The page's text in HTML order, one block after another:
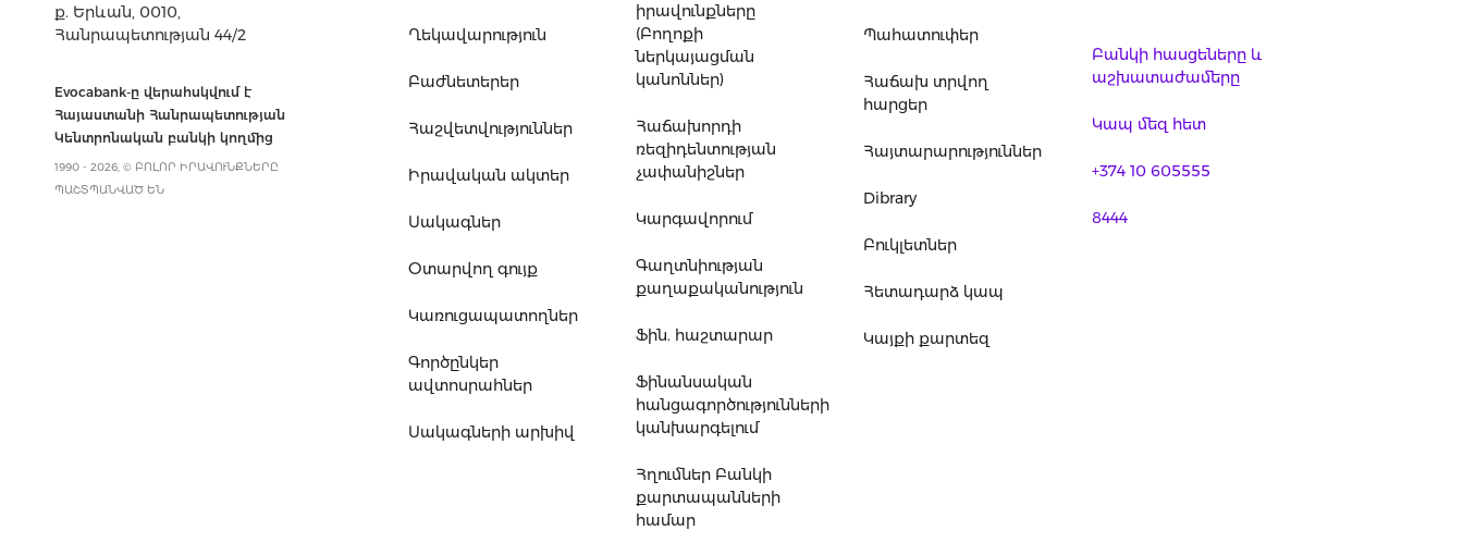
ք. Երևան, 0010,
Հանրապետության 44/2
Evocabank-ը վերահսկվում է
Հայաստանի Հանրապետության
Կենտրոնական բանկի կողմից
1990 - 2026, © ԲՈԼՈՐ ԻՐԱՎՈՒՆՔՆԵՐԸ
ՊԱՇՏՊԱՆՎԱԾ ԵՆ
Ղեկավարություն
Բաժնետերեր
Հաշվետվություններ
Իրավական ակտեր
Սակագներ
Օտարվող գույք
Կառուցապատողներ
Գործընկեր
ավտոսրահներ
Սակագների արխիվ
իրավունքները
(Բողոքի
ներկայացման
կանոններ)
Հաճախորդի
ռեզիդենտության
չափանիշներ
Կարգավորում
Գաղտնիության
քաղաքականություն
Ֆին. հաշտարար
Ֆինանսական
հանցագործությունների
կանխարգելում
Հղումներ Բանկի
քարտապանների
համար
Պահատուփեր
Հաճախ տրվող
հարցեր
Հայտարարություններ
Dibrary
Բուկլետներ
Հետադարձ կապ
Կայքի քարտեզ
Բանկի հասցեները և
աշխատաժամերը
Կապ մեզ հետ
+374 10 605555
8444